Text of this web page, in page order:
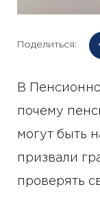
Поделиться:
В
почему
могут быть
призвали
проверять